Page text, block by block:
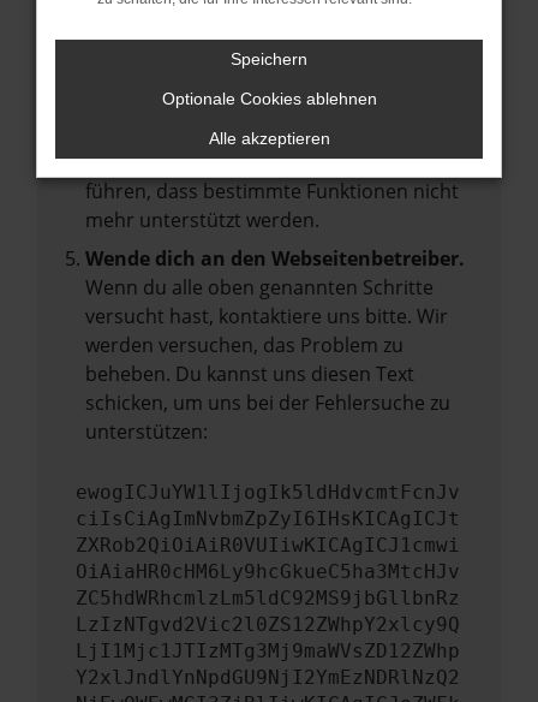
vorübergehende Probleme zu beheben.
Stelle sicher, dass dein Browser und dein
Betriebssystem auf dem neuesten Stand
Veraltete Software birgt nicht nur ein
Sicherheitsrisiko, sondern kann auch dazu
führen, dass bestimmte Funktionen nicht
mehr unterstützt werden.
Wende dich an den Webseitenbetreiber.
Wenn du alle oben genannten Schritte
versucht hast, kontaktiere uns bitte. Wir
werden versuchen, das Problem zu
beheben. Du kannst uns diesen Text
schicken, um uns bei der Fehlersuche zu
unterstützen:
ewogICJuYW1lIjogIk5ldHdvcmtFcnJv
ciIsCiAgImNvbmZpZyI6IHsKICAgICJt
ZXRob2QiOiAiR0VUIiwKICAgICJ1cmwi
OiAiaHR0cHM6Ly9hcGkueC5ha3MtcHJv
ZC5hdWRhcmlzLm5ldC92MS9jbGllbnRz
LzIzNTgvd2Vic2l0ZS12ZWhpY2xlcy9Q
LjI1Mjc1JTIzMTg3Mj9maWVsZD12ZWhp
Y2xlJndlYnNpdGU9NjI2YmEzNDRlNzQ2
Speichern
Optionale Cookies ablehnen
Alle akzeptieren